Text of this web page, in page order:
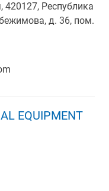
420127, Республика
д. 36, пом.
EQUIPMENT